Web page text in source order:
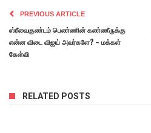
PREVIOUS ARTICLE
ஸ்ரீவைகுண்டம் பெண்ணின் கண்ணீருக்கு
என்ன விடை விஜய் அவர்களே? – மக்கள்
கேள்வி
RELATED POSTS